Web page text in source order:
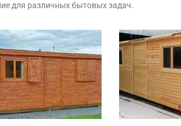
для различных бытовых задач.